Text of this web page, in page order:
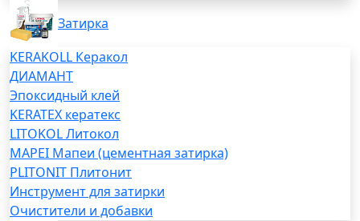
Затирка
KERAKOLL Керакол
ДИАМАНТ
Эпоксидный клей
KERATEX кератекс
LITOKOL Литокол
MAPEI Мапеи (цементная затирка)
PLITONIT Плитонит
Инструмент для затирки
Очистители и добавки